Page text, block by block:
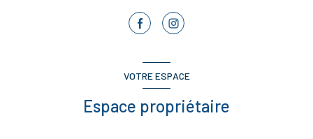
VOTRE ESPACE
Espace propriétaire